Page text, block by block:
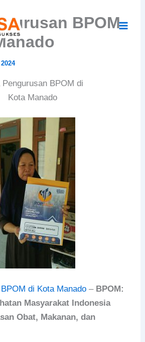
BPOM
Pengurusan BPOM di
Kota Manado
di Kota Manado – BPOM:
Masyarakat Indonesia
Obat, Makanan, dan